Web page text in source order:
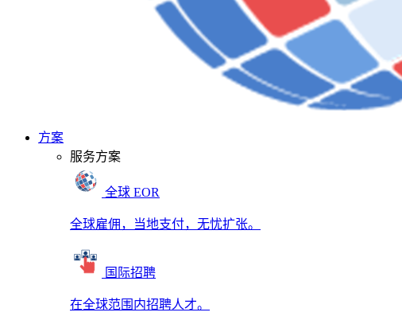
方案
服务方案
全球 EOR
全球雇佣，当地支付，无忧扩张。
国际招聘
在全球范围内招聘人才。